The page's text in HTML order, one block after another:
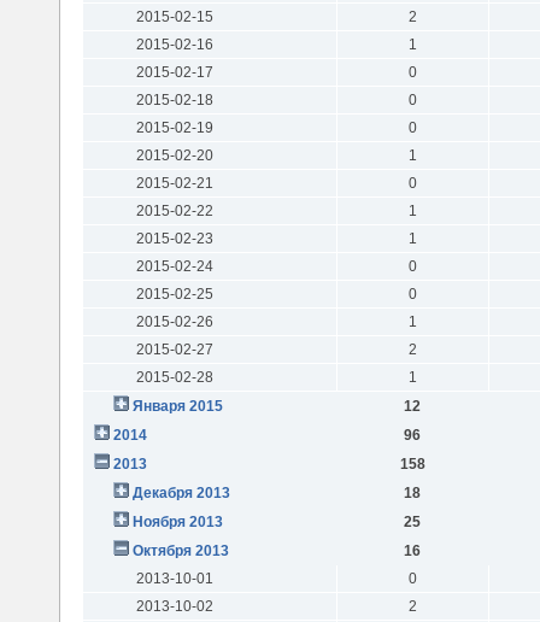
2015-02-15
2
2015-02-16
1
2015-02-17
0
2015-02-18
0
2015-02-19
0
2015-02-20
1
2015-02-21
0
2015-02-22
1
2015-02-23
1
2015-02-24
0
2015-02-25
0
2015-02-26
1
2015-02-27
2
2015-02-28
1
Января 2015
12
2014
96
2013
158
Декабря 2013
18
Ноября 2013
25
Октября 2013
16
2013-10-01
0
2013-10-02
2